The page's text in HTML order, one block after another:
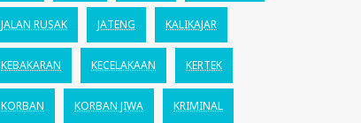
JALAN RUSAK JATENG KALIKAJAR
KEBAKARAN KECELAKAAN KERTEK
KORBAN KORBAN JIWA KRIMINAL